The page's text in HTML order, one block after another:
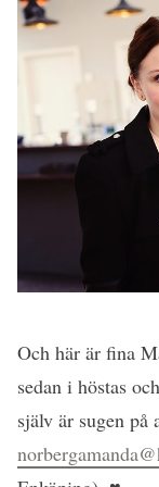
Och här är fina
sedan i höstas
själv är sugen på